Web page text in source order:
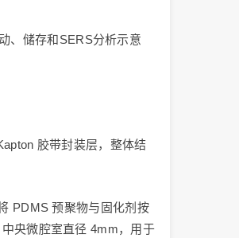
、储存和SERS分析示意
胶带封装层，整体结
PDMS 预聚物与固化剂按
央微腔室直径 4mm，用于